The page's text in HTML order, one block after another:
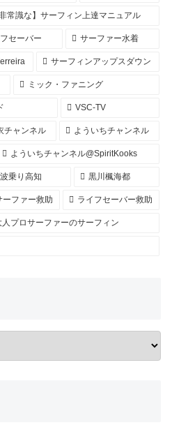
非常識な】サーフィン上達マニュアル
セーバー サーファー水着
サーフィンアップスダウン
ミック・ファニング
VSC-TV
チャンネル よういちチャンネル
よういちチャンネル@SpiritKooks
波乗り高知 黒川楓海都
ーファー救助 ライフセーバー救助
人プロサーファーのサーフィン